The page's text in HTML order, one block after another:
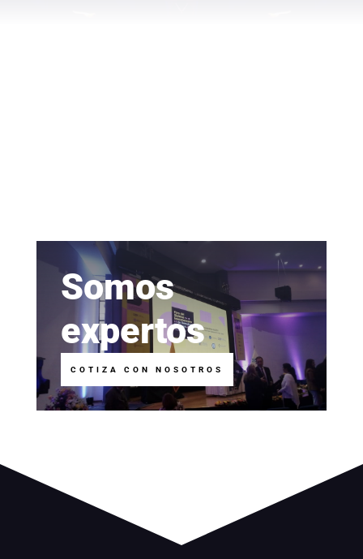
Somos
expertos
COTIZA CON NOSOTROS